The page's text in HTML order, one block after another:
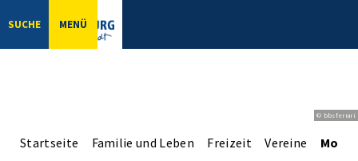
SUCHE MENÜ
© bbsferrari
Startseite Familie und Leben Freizeit Vereine